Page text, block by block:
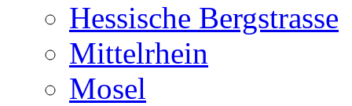
Hessische Bergstrasse
Mittelrhein
Mosel